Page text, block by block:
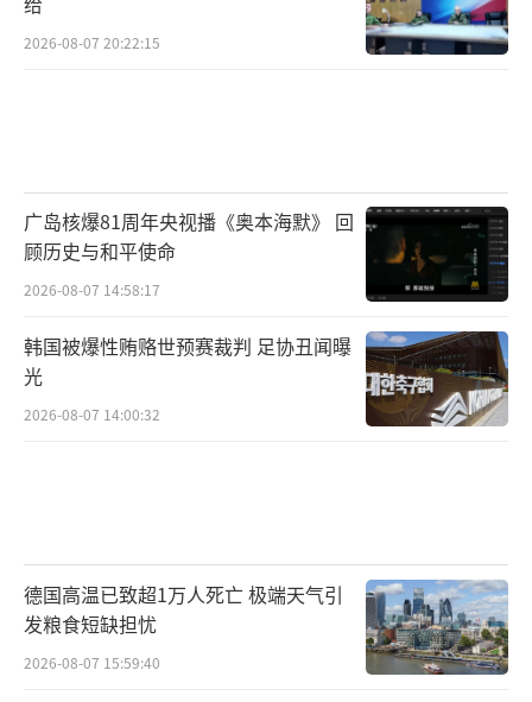
2026-08-07 20:22:15
广岛核爆81周年央视播《奥本海默》 回
顾历史与和平使命
2026-08-07 14:58:17
韩国被爆性贿赂世预赛裁判 足协丑闻曝
光
2026-08-07 14:00:32
德国高温已致超1万人死亡 极端天气引
发粮食短缺担忧
2026-08-07 15:59:40